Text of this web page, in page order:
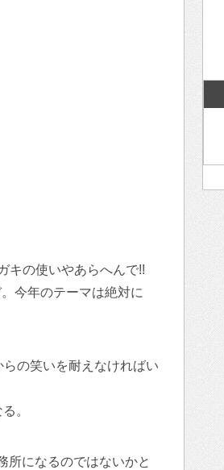
キの使いやあらへんで!!
今年のテーマは絶対に
の笑いを耐えなければい
。
所になるのではないかと